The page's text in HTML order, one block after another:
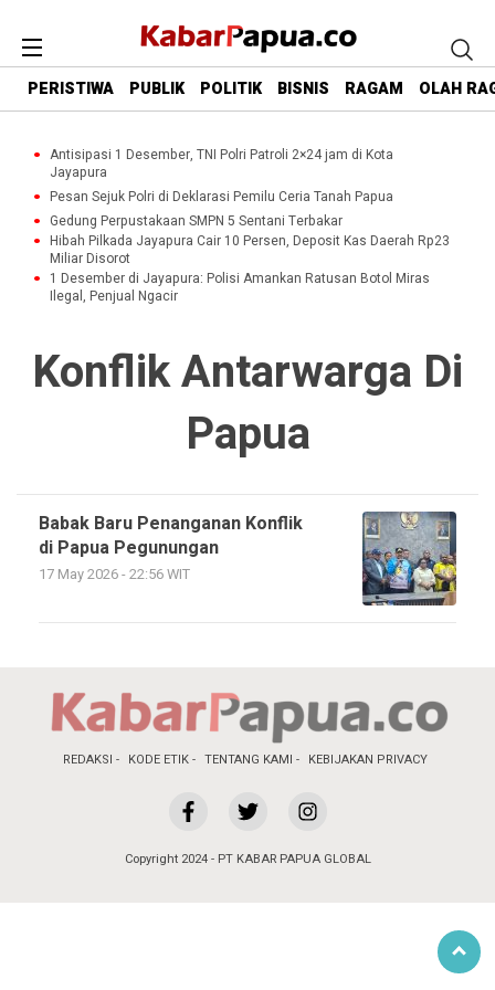
PERISTIWA PUBLIK POLITIK BISNIS RAGAM OLAH
Antisipasi 1 Desember, TNI Polri Patroli 2×24 jam di Kota
Jayapura
Pesan Sejuk Polri di Deklarasi Pemilu Ceria Tanah Papua
Gedung Perpustakaan SMPN 5 Sentani Terbakar
Hibah Pilkada Jayapura Cair 10 Persen, Deposit Kas Daerah Rp23
Miliar Disorot
1 Desember di Jayapura: Polisi Amankan Ratusan Botol Miras
Ilegal, Penjual Ngacir
Konflik Antarwarga Di
Papua
Babak Baru Penanganan Konflik
di Papua Pegunungan
17 May 2026 - 22:56 WIT
REDAKSI KODE ETIK TENTANG KAMI KEBIJAKAN PRIVACY
Copyright 2024 - PT KABAR PAPUA GLOBAL